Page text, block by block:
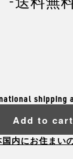
shipping
Add to cart
国内にお住まい